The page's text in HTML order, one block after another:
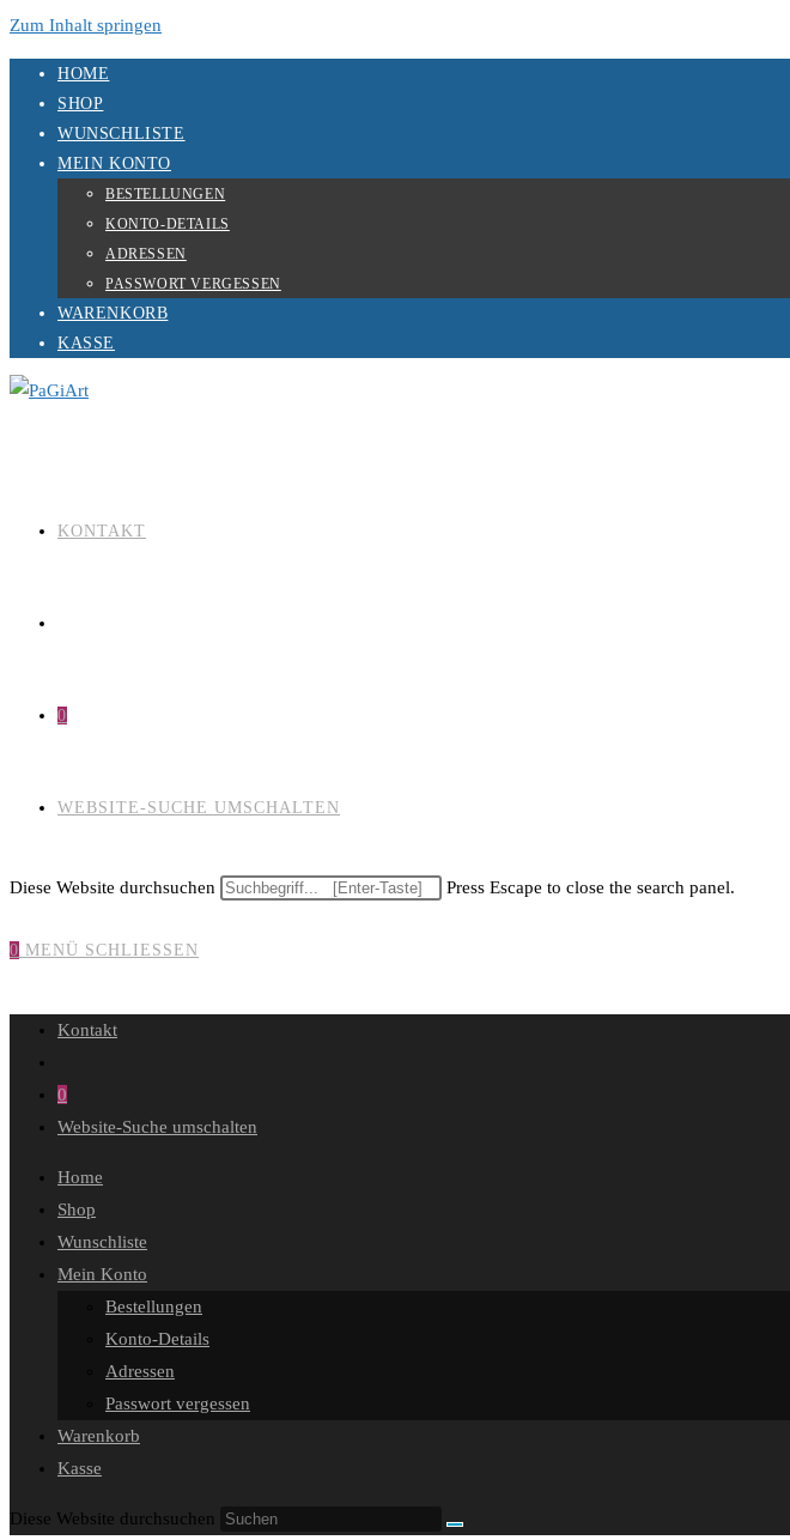
Zum Inhalt springen
HOME
SHOP
WUNSCHLISTE
MEIN KONTO
BESTELLUNGEN
KONTO-DETAILS
ADRESSEN
PASSWORT VERGESSEN
WARENKORB
KASSE
KONTAKT
0
WEBSITE-SUCHE UMSCHALTEN
Diese Website durchsuchen Press Escape to close the search panel.
0 MENÜ SCHLIESSEN
Kontakt
0
Website-Suche umschalten
Home
Shop
Wunschliste
Mein Konto
Bestellungen
Konto-Details
Adressen
Passwort vergessen
Warenkorb
Kasse
Diese Website durchsuchen